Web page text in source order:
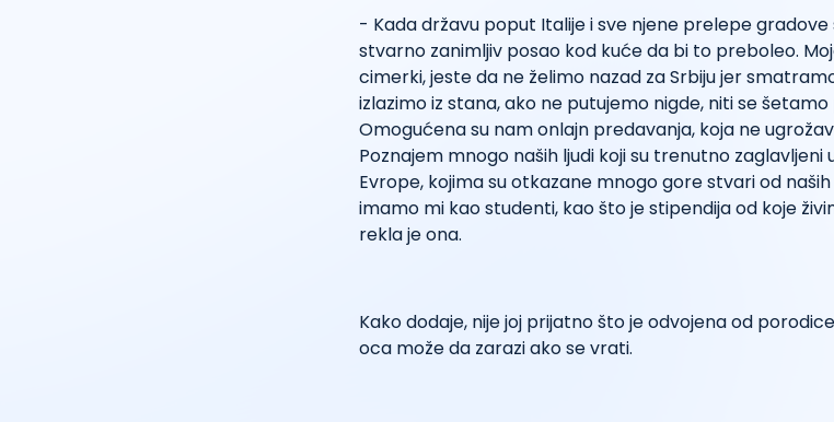
- Kada državu poput Italije i sve njene prelepe
stvarno zanimljiv posao kod kuće da bi to preboleo.
cimerki, jeste da ne želimo nazad za Srbiju jer
izlazimo iz stana, ako ne putujemo nigde, niti se
Omogućena su nam onlajn predavanja, koja ne
Poznajem mnogo naših ljudi koji su trenutno zaglavljeni
Evrope, kojima su otkazane mnogo gore stvari od
imamo mi kao studenti, kao što je stipendija od koje
rekla je ona.
Kako dodaje, nije joj prijatno što je odvojena od
oca može da zarazi ako se vrati.